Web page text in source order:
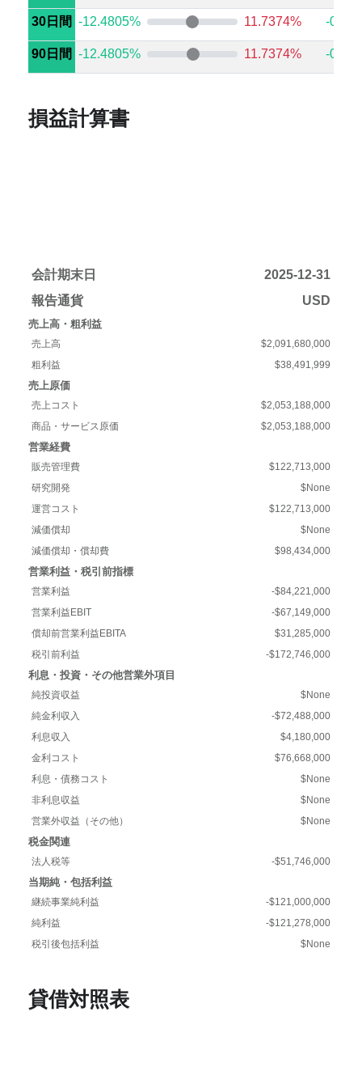
30日間 -12.4805% 11.7374% -
90日間 -12.4805% 11.7374% -
損益計算書
会計期末日
2025-12-31
報告通貨
USD
売上高・粗利益
売上高
$2,091,680,000
粗利益
$38,491,999
売上原価
売上コスト
$2,053,188,000
商品・サービス原価
$2,053,188,000
営業経費
販売管理費
$122,713,000
研究開発
$None
運営コスト
$122,713,000
減価償却
$None
減価償却・償却費
$98,434,000
営業利益・税引前指標
営業利益
-$84,221,000
営業利益EBIT
-$67,149,000
償却前営業利益EBITA
$31,285,000
税引前利益
-$172,746,000
利息・投資・その他営業外項目
純投資収益
$None
純金利収入
-$72,488,000
利息収入
$4,180,000
金利コスト
$76,668,000
利息・債務コスト
$None
非利息収益
$None
営業外収益（その他）
$None
税金関連
法人税等 -$51,746,000
当期純・包括利益
継続事業純利益
-$121,000,000
純利益
-$121,278,000
税引後包括利益
$None
貸借対照表